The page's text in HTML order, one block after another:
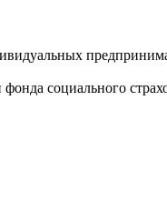
социального